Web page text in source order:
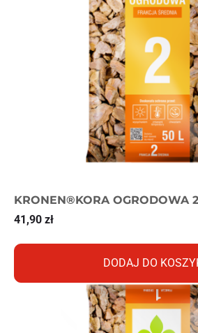
KRONEN®KORA OGRODOWA
41,90 zł
DODAJ DO